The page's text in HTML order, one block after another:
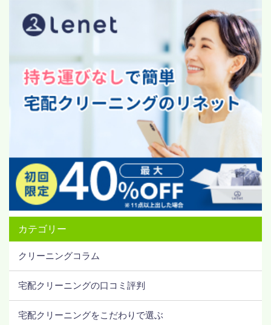
カテゴリー
クリーニングコラム
宅配クリーニングの口コミ評判
宅配クリーニングをこだわりで選ぶ